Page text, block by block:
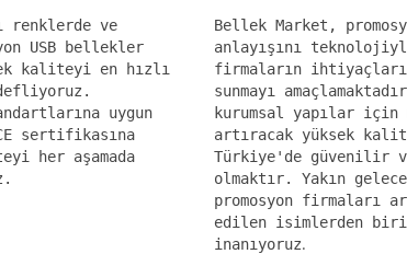
ve
USB bellekler
kaliteyi en hızlı
uygun
sertifikasına
her aşamada
Bellek Market,
anlayışını
firmaların
sunmayı
kurumsal yapılar için
artıracak yüksek
Türkiye'de güvenilir
olmaktır. Yakın
promosyon firmaları
edilen isimlerden biri
inanıyoruz.